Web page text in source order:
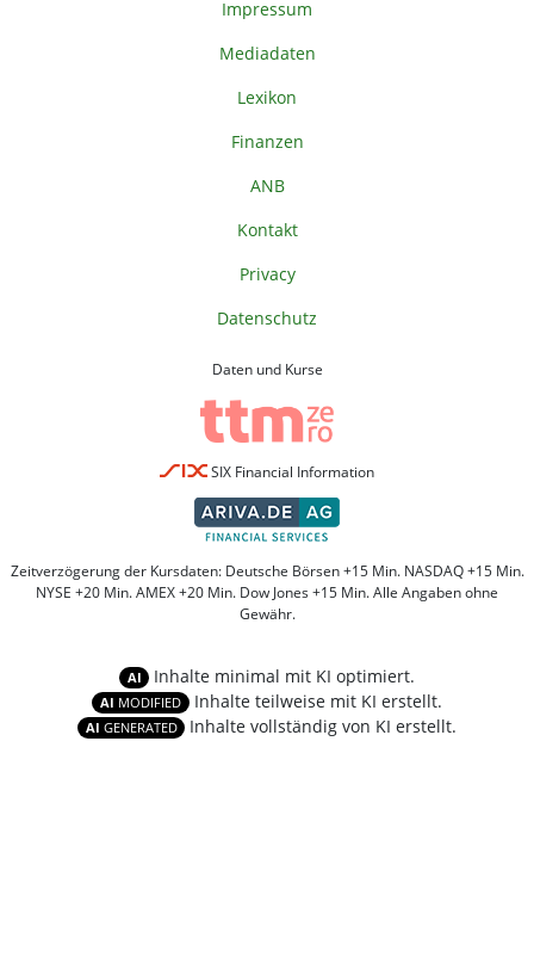
Impressum
Mediadaten
Lexikon
Finanzen
ANB
Kontakt
Privacy
Datenschutz
Daten und Kurse
SIX Financial Information
Zeitverzögerung der Kursdaten: Deutsche Börsen +15 Min. NASDAQ +15 Min.
NYSE +20 Min. AMEX +20 Min. Dow Jones +15 Min. Alle Angaben ohne
Gewähr.
AI Inhalte minimal mit KI optimiert.
AI MODIFIED Inhalte teilweise mit KI erstellt.
AI GENERATED Inhalte vollständig von KI erstellt.